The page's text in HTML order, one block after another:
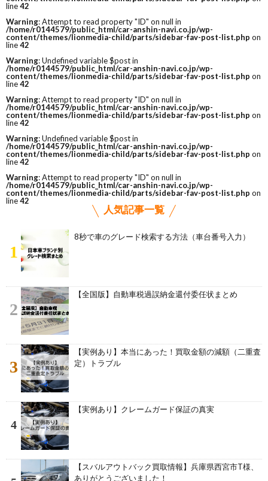
line42
Warning: Attempt to read property "ID" on null in
/home/r0144579/public_html/car-anshin-navi.co.jp/wp-
content/themes/lionmedia-child/parts/sidebar-fav-post-list.php on
line42
Warning: Undefined variable $post in
/home/r0144579/public_html/car-anshin-navi.co.jp/wp-
content/themes/lionmedia-child/parts/sidebar-fav-post-list.php on
line42
Warning: Attempt to read property "ID" on null in
/home/r0144579/public_html/car-anshin-navi.co.jp/wp-
content/themes/lionmedia-child/parts/sidebar-fav-post-list.php on
line42
Warning: Undefined variable $post in
/home/r0144579/public_html/car-anshin-navi.co.jp/wp-
content/themes/lionmedia-child/parts/sidebar-fav-post-list.php on
line42
Warning: Attempt to read property "ID" on null in
/home/r0144579/public_html/car-anshin-navi.co.jp/wp-
content/themes/lionmedia-child/parts/sidebar-fav-post-list.php on
line42
人気記事一覧
1
8秒で車のグレード検索する方法（車台番号入力）
2
【全国版】自動車税過誤納金還付委任状まとめ
3
【実例あり】本当にあった！買取金額の減額（二重査
定）トラブル
4
【実例あり】クレームガード保証の真実
【スバルアウトバック買取情報】兵庫県西宮市T様、
ありがとうございました！